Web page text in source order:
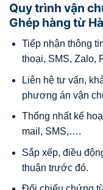
Quy trình vận
Ghép hàng từ
Tiếp nhận thông
thoại, SMS, Zalo,
Liên hệ tư vấn,
phương án vận
Thống nhất kế
mail, SMS,….
Sắp xếp, điều
thuận trước đó.